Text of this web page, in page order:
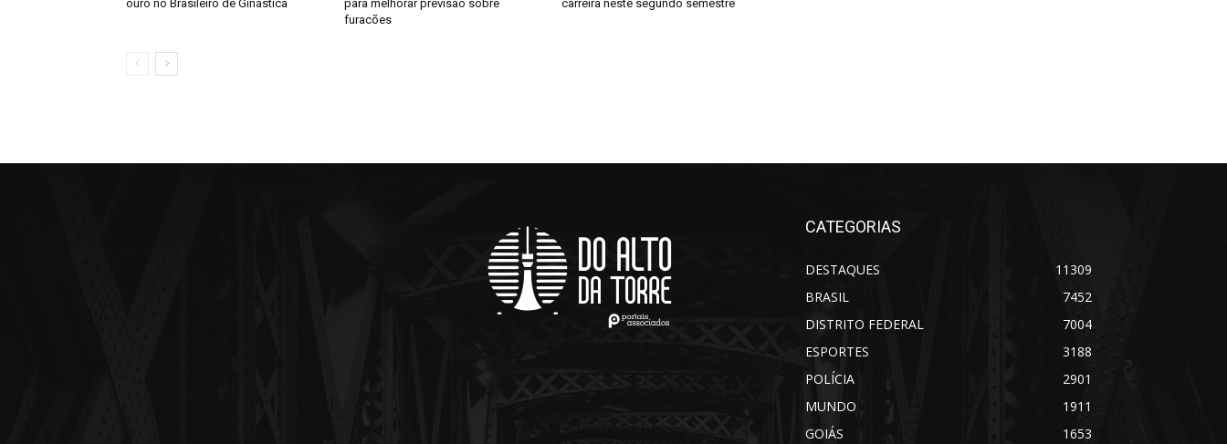
ouro no Brasileiro de Ginástica
para melhorar previsão sobre
furacões
carreira neste segundo semestre
CATEGORIAS
DESTAQUES
11309
BRASIL
7452
DISTRITO FEDERAL
7004
ESPORTES
3188
POLÍCIA
2901
MUNDO
1911
GOIÁS
1653